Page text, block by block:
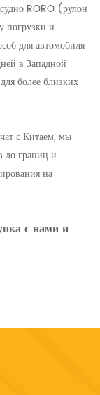
RORO (рулон
погрузки и
для автомобиля
в Западной
более близких
с Китаем, мы
до границ и
на
с нами и